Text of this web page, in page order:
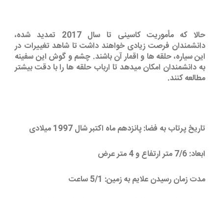
حالا که مأموریت کاسینی تا سال 2017 تمدید شده،
دانشمندان فرصت زیادی خواهند داشت تا شاهد تغییرات در
این سیاره، حلقه ها و اقمار آن باشند. چشم و گوش این سفینه
به دانشمندان امکان میدهد تا ارباب حلقه ها را با دقت بیشتر
مطالعه کنند.
تاریخ پرتاب به فضا: پانزدهم ماه اکتبر شال 1997 میلادی
ابعاد: 7/6 متر ارتفاع و 4 متر عرض
مدت زمان رسیدن علایم به زمین: 5/1 ساعت